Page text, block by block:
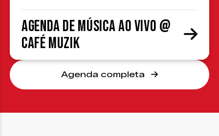
Agenda de Música ao Vivo @
Café Muzik
Agenda completa